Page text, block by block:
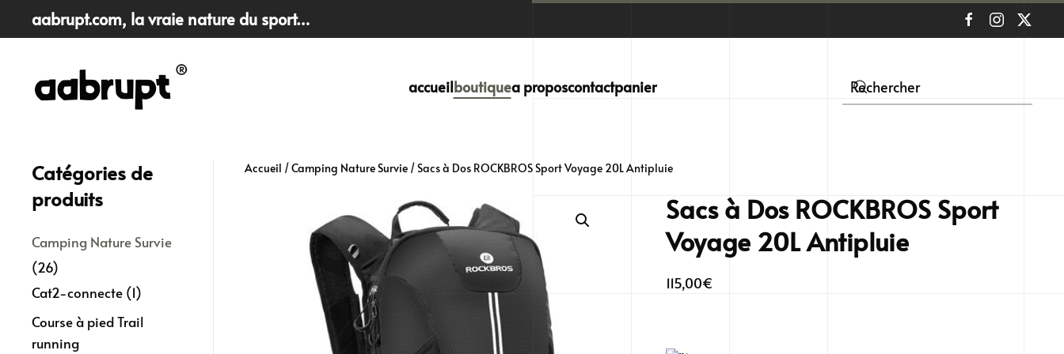
main
content
aabrupt.com, la vraie nature du sport…
accueilboutiquea proposcontactpanier
Accueil /Camping Nature Survie/ Sacs à Dos ROCKBROS Sport Voyage 20L Antipluie
Sacs à Dos ROCKBROS Sport
Voyage 20L Antipluie
115,00€
Catégories de
produits
Camping Nature Survie
(26)
Cat2-connecte (1)
Course à pied Trail
running